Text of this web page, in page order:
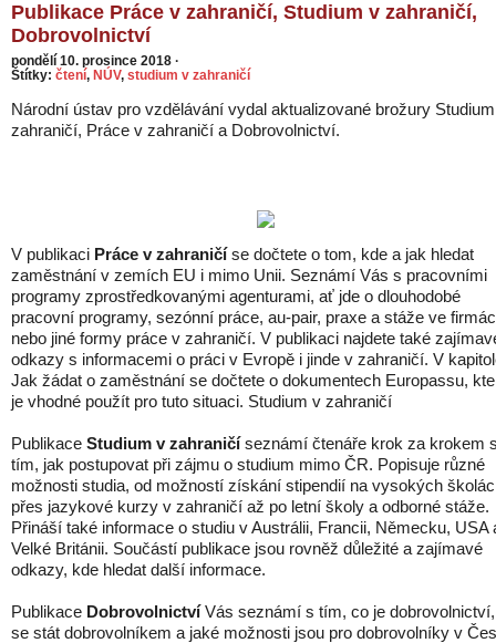
Publikace Práce v zahraničí, Studium v zahraničí,
Dobrovolnictví
pondělí 10. prosince 2018 ·
Štítky: čtení, NÚV, studium v zahraničí
Národní ústav pro vzdělávání vydal aktualizované brožury
zahraničí, Práce v zahraničí a Dobrovolnictví.
V publikaci Práce v zahraničíse dočtete o tom, kde a jak hledat
zaměstnání v zemích EU i mimo Unii. Seznámí Vás s pracovními
programy zprostředkovanými agenturami, ať jde o dlouhodobé
pracovní programy, sezónní práce, au-pair, praxe a stáže ve
nebo jiné formy práce v zahraničí. V publikaci najdete také
odkazy s informacemi o práci v Evropě i jinde v zahraničí. V
Jak žádat o zaměstnání se dočtete o dokumentech Europassu,
je vhodné použít pro tuto situaci. Studium v zahraničí
Publikace Studium v zahraničíseznámí čtenáře krok za krokem
tím, jak postupovat při zájmu o studium mimo ČR. Popisuje různé
možnosti studia, od možností získání stipendií na vysokých
přes jazykové kurzy v zahraničí až po letní školy a odborné stáže.
Přináší také informace o studiu v Austrálii, Francii, Německu, USA
Velké Británii. Součástí publikace jsou rovněž důležité a zajímavé
odkazy, kde hledat další informace.
Publikace DobrovolnictvíVás seznámí s tím, co je
se stát dobrovolníkem a jaké možnosti jsou pro dobrovolníky v